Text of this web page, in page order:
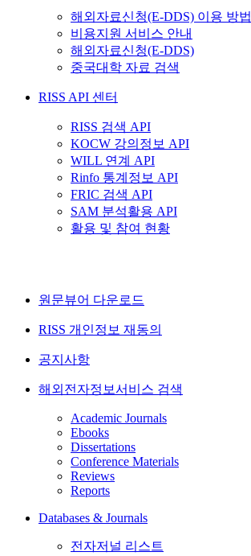
해외자료신청(E-DDS) 이용 방법
비용지원 서비스 안내
해외자료신청(E-DDS)
중국대학 자료 검색
RISS API 센터
RISS 검색 API
KOCW 강의정보 API
WILL 연계 API
Rinfo 통계정보 API
FRIC 검색 API
SAM 분석활용 API
활용 및 참여 현황
원문뷰어 다운로드
RISS 개인정보 재동의
공지사항
해외전자정보서비스 검색
Academic Journals
Ebooks
Dissertations
Conference Materials
Reviews
Reports
Databases & Journals
전자저널 리스트